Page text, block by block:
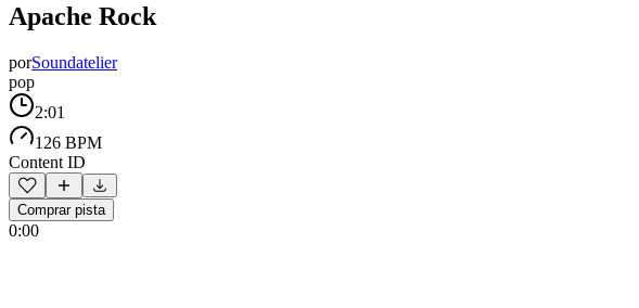
Apache Rock
porSoundatelier
pop
2:01
126 BPM
Content ID
Comprar pista
0:00